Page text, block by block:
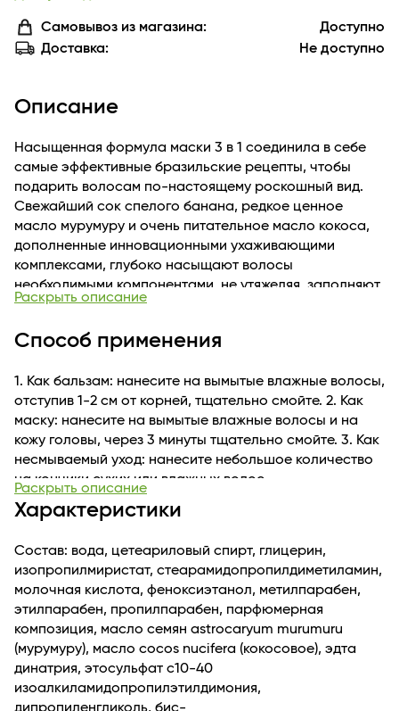
Самовывоз из магазина:
Доступно
Доставка:
Не доступно
Описание
Насыщенная формула маски 3 в 1 соединила в себе
самые эффективные бразильские рецепты, чтобы
подарить волосам по-настоящему роскошный вид.
Свежайший сок спелого банана, редкое ценное
масло мурумуру и очень питательное масло кокоса,
дополненные инновационными ухаживающими
комплексами, глубоко насыщают волосы
необходимыми компонентами, не утяжеляя, заполняют
пористые участки, разглаживают кутикулу по всей
волосам еще больше шелковистости и
Раскрыть описание
Способ применения
1. Как бальзам: нанесите на вымытые влажные волосы,
отступив 1-2 см от корней, тщательно смойте. 2. Как
маску: нанесите на вымытые влажные волосы и на
кожу головы, через 3 минуты тщательно смойте. 3. Как
несмываемый уход: нанесите небольшое количество
на кончики сухих или влажных волос.
Раскрыть описание
Характеристики
Состав: вода, цетеариловый спирт, глицерин,
изопропилмиристат, стеарамидопропилдиметиламин,
молочная кислота, феноксиэтанол, метилпарабен,
этилпарабен, пропилпарабен, парфюмерная
композиция, масло семян astrocaryum murumuru
(мурумуру), масло cocos nucifera (кокосовое), эдта
динатрия, этосульфат c10-40
изоалкиламидопропилэтилдимония,
дипропиленгликоль, бис-